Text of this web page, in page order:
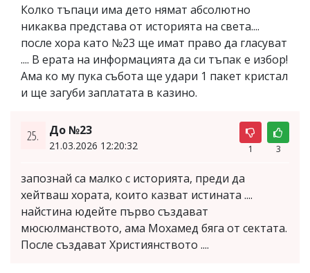
Колко тъпаци има дето нямат абсолютно
никаква представа от историята на света....
после хора като №23 ще имат право да гласуват
.... В ерата на информацията да си тъпак е избор!
Ама ко му пука събота ще удари 1 пакет кристал
и ще загуби заплатата в казино.
25. До №23
21.03.2026 12:20:32 1 3
запознай са малко с историята, преди да
хейтваш хората, които казват истината ....
найстина юдейте първо създават
мюсюлманството, ама Мохамед бяга от сектата.
После създават Християнството ....